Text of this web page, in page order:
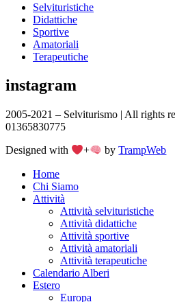
Selvituristiche
Didattiche
Sportive
Amatoriali
Terapeutiche
instagram
2005-2021 – Selviturismo | All rights
01365830775
Designed with + byTrampWeb
Home
Chi Siamo
Attività
Attività selvituristiche
Attività didattiche
Attività sportive
Attività amatoriali
Attività terapeutiche
Calendario Alberi
Estero
Europa